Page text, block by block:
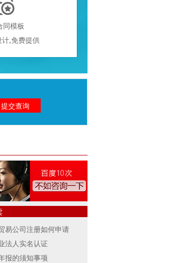
同模板
,免费提供
易公司注册如何申请
法人实名认证
报的须知事项